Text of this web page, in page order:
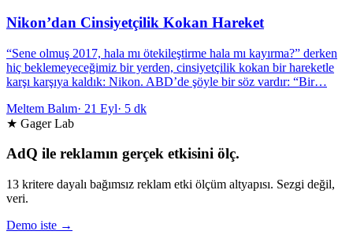
Nikon’dan Cinsiyetçilik Kokan Hareket
“Sene olmuş 2017, hala mı ötekileştirme hala mı kayırma?” derken
hiç beklemeyeceğimiz bir yerden, cinsiyetçilik kokan bir hareketle
karşı karşıya kaldık: Nikon. ABD’de şöyle bir söz vardır: “Bir…
Meltem Balım· 21 Eyl· 5 dk
★ Gager Lab
AdQ ile reklamın gerçek etkisini ölç.
13 kritere dayalı bağımsız reklam etki ölçüm altyapısı. Sezgi değil,
veri.
Demo iste →